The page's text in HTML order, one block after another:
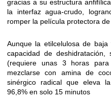
gracias a su estructura
la interfaz agua-crudo,
romper la película protectora de
Aunque la etilcelulosa de
capacidad de
(requiere unas 3 horas
mezclarse con amina de
sinérgico radical que eleva
96,8% en solo 15 minutos